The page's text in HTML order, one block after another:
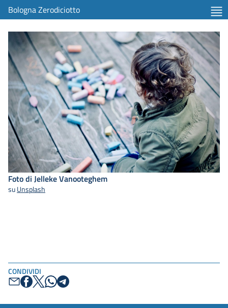
Bologna Zerodiciotto
CONDIVIDI
Foto di Jelleke Vanooteghem
su Unsplash